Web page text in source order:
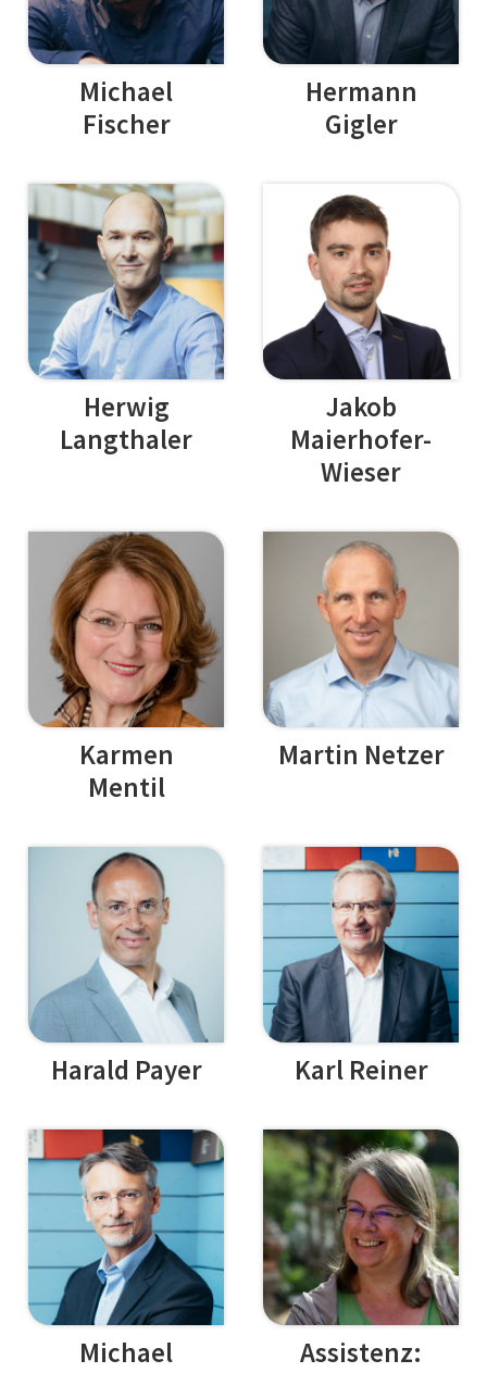
Michael
Fischer
Hermann
Gigler
Herwig
Langthaler
Jakob
Maierhofer-
Wieser
Karmen
Mentil
Martin Netzer
Harald Payer Karl Reiner
Michael
Assistenz: